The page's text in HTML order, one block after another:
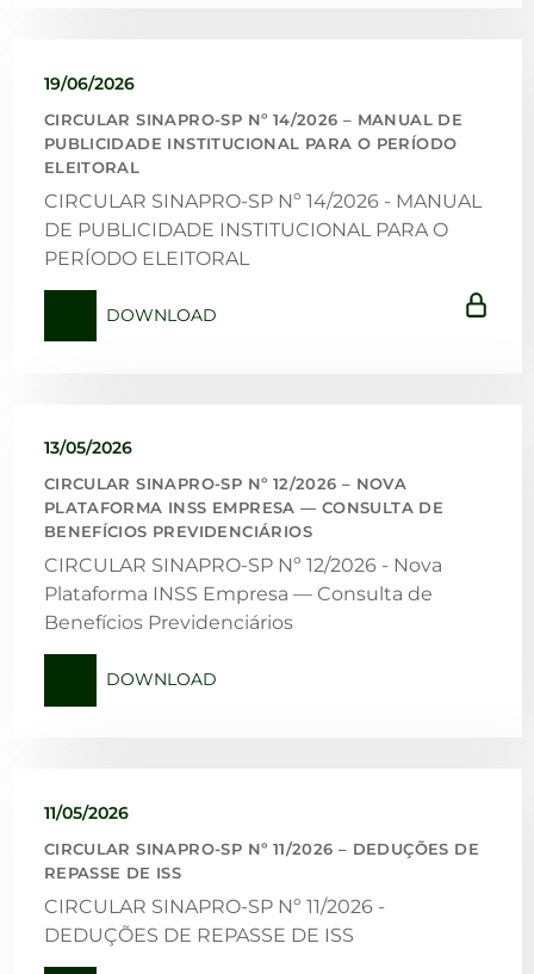
19/06/2026
CIRCULAR SINAPRO-SP Nº 14/2026 – MANUAL DE
PUBLICIDADE INSTITUCIONAL PARA O PERÍODO
ELEITORAL
CIRCULAR SINAPRO-SP Nº 14/2026 - MANUAL
DE PUBLICIDADE INSTITUCIONAL PARA O
PERÍODO ELEITORAL
DOWNLOAD
13/05/2026
CIRCULAR SINAPRO-SP Nº 12/2026 – NOVA
PLATAFORMA INSS EMPRESA — CONSULTA DE
BENEFÍCIOS PREVIDENCIÁRIOS
CIRCULAR SINAPRO-SP Nº 12/2026 - Nova
Plataforma INSS Empresa — Consulta de
Benefícios Previdenciários
DOWNLOAD
11/05/2026
CIRCULAR SINAPRO-SP Nº 11/2026 – DEDUÇÕES DE
REPASSE DE ISS
CIRCULAR SINAPRO-SP Nº 11/2026 -
DEDUÇÕES DE REPASSE DE ISS